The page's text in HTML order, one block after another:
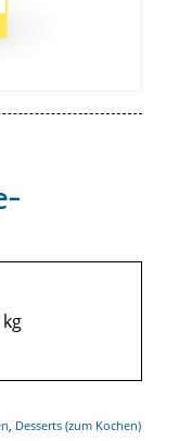
Desserts (zum Kochen)